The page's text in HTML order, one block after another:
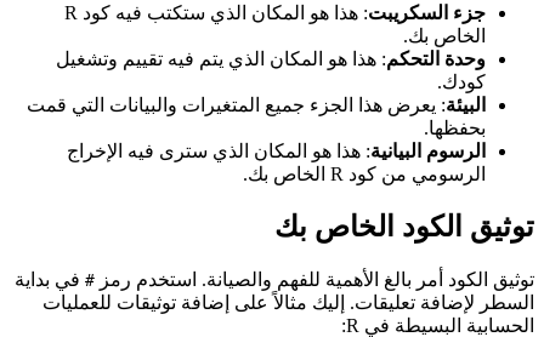
جزء السكريبت
: هذا هو المكان الذي ستكتب فيه كود R
الخاص بك.
وحدة التحكم: هذا هو المكان الذي يتم فيه تقييم وتشغيل
كودك.
البيئة: يعرض هذا الجزء جميع المتغيرات والبيانات التي قمت
بحفظها.
الرسوم البيانية: هذا هو المكان الذي سترى فيه الإخراج
الرسومي من كود R الخاص بك.
توثيق الكود الخاص بك
توثيق الكود أمر بالغ الأهمية للفهم والصيانة. استخدم رمز في بداية
السطر لإضافة تعليقات. إليك مثالاً على إضافة توثيقات للعمليات
الحسابية البسيطة في R: